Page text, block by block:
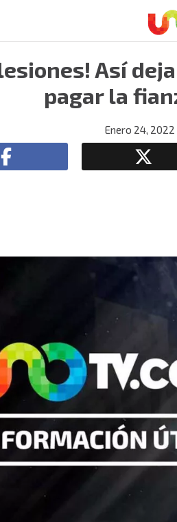
lesiones! Así
pagar la
Enero 24, 2022